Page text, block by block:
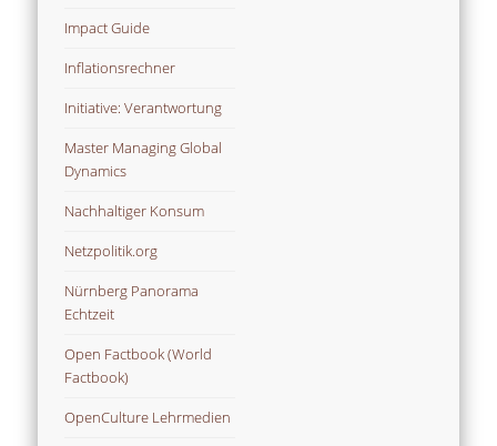
Impact Guide
Inflationsrechner
Initiative: Verantwortung
Master Managing Global
Dynamics
Nachhaltiger Konsum
Netzpolitik.org
Nürnberg Panorama
Echtzeit
Open Factbook (World
Factbook)
OpenCulture Lehrmedien